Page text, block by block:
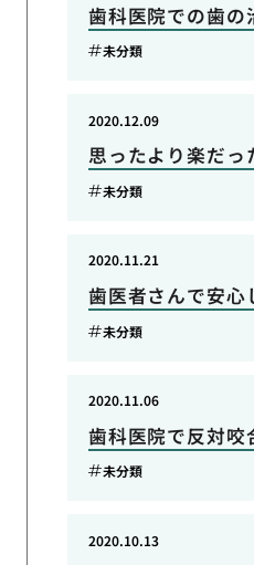
歯科医院での歯の
未分類
思ったより楽だっ
2020.12.09
未分類
歯医者さんで安心
2020.11.21
未分類
歯科医院で反対咬
2020.11.06
未分類
2020.10.13